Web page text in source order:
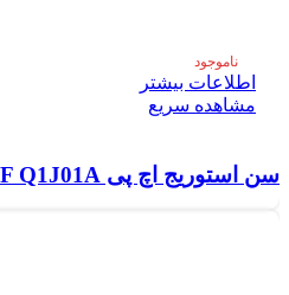
ناموجود
اطلاعات بیشتر
مشاهده سریع
سن استوریج اچ پی MSA 2050 SFF Q1J01A